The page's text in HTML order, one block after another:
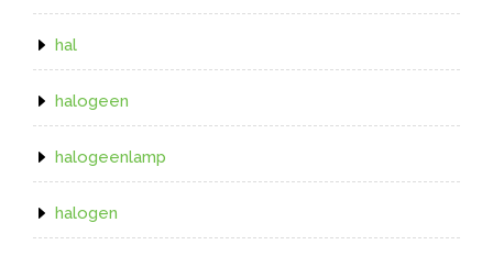
hal
halogeen
halogeenlamp
halogen